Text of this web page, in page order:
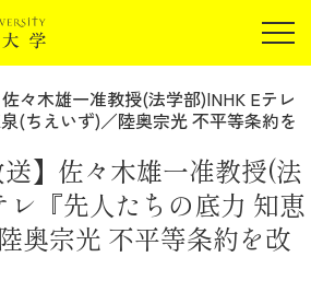
在学生の方
卒業生の方
保証人の方
企業・研究者の方
地域・一般の方
JP EN
佐々木雄一准教授(法学部)|NHK Eテレ
(ちえいず)／陸奥宗光 不平等条約を
送】佐々木雄一准教授(法
『先人たちの底力 知恵
奥宗光 不平等条約を改